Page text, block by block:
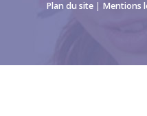
Plan du site | Mentions